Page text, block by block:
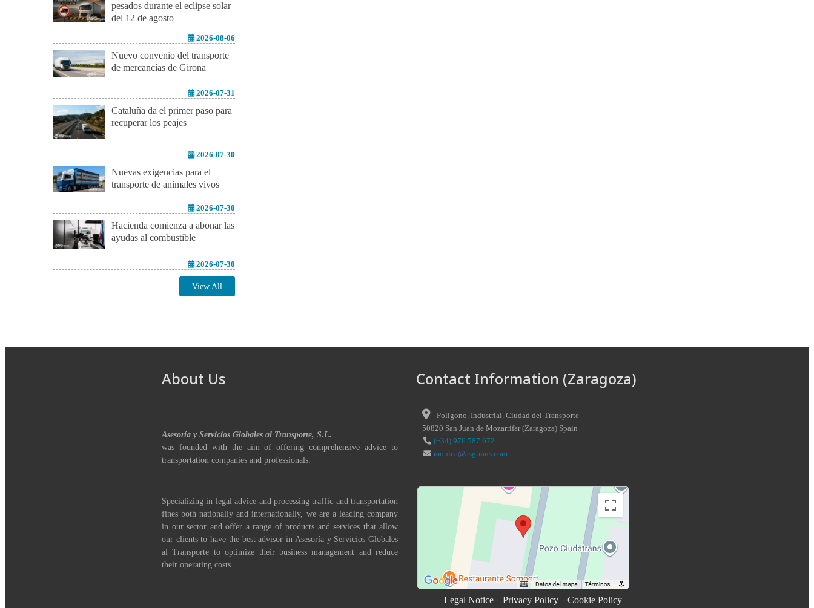
pesados durante el eclipse solar
del 12 de agosto
2026-08-06
Nuevo convenio del transporte
de mercancías de Girona
2026-07-31
Cataluña da el primer paso para
recuperar los peajes
2026-07-30
Nuevas exigencias para el
transporte de animales vivos
2026-07-30
Hacienda comienza a abonar las
ayudas al combustible
2026-07-30
View All
About Us
Asesoría y Servicios Globales al Transporte, S.L.
was founded with the aim of offering comprehensive advice to
transportation companies and professionals.
Specializing in legal advice and processing traffic and transportation
fines both nationally and internationally, we are a leading company
in our sector and offer a range of products and services that allow
our clients to have the best advisor in Asesoría y Servicios Globales
al Transporte to optimize their business management and reduce
their operating costs.
Contact Information (Zaragoza)
Poligono. Industrial. Ciudad del Transporte
50820 San Juan de Mozarrifar(Zaragoza) Spain
(+34) 976 587 672
monica@asgtrans.com
Legal Notice Privacy Policy
Cookie Policy